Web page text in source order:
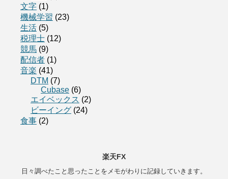
文字 (1)
機械学習 (23)
生活 (5)
税理士 (12)
競馬 (9)
配信者 (1)
音楽 (41)
DTM (7)
Cubase (6)
エイベックス (2)
ビーイング (24)
食事 (2)
楽天FX
日々調べたこと思ったことをメモがわりに記録していきます。